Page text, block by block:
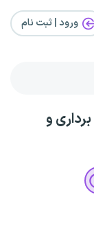
ورود | ثبت‌ نام
و